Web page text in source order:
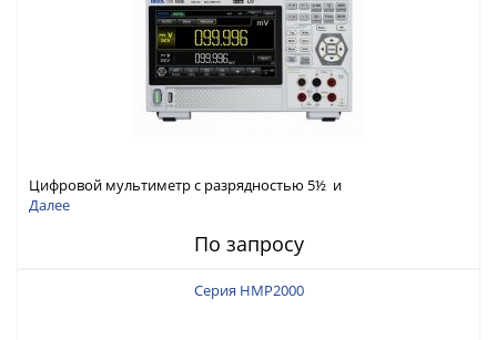
Цифровой мультиметр с разрядностью 5½ и
интерфейсами USB-device, USB-host, LAN и Web control
Далее
По запросу
Серия HMP2000